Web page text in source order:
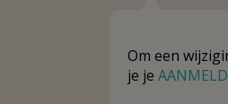
Om een
je je